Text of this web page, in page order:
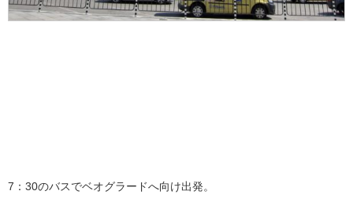
7：30のバスでベオグラードへ向け出発。